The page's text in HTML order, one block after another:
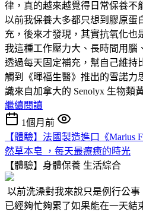
律，真的越來越覺得日常保養不
以前我保養大多都只想到膠原蛋
充，後來才發現，其實抗氧化也
我這種工作壓力大、長時間用腦
透過每天固定補充，幫自己維持
觸到《暉福生醫》推出的雪諾力
識來自加拿大的 Senolyx 生物類
繼續閱讀
1個月前
【體驗】法國製造進口《Marius
然草本皂 ，每天最療癒的時光
【體驗】身體保養 生活綜合
以前洗澡對我來說只是例行公
已經夠忙夠累了如果能在一天結